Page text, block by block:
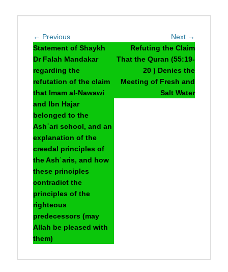
Post
navigation
← PreviousPrevious
post:
Statement of Shaykh
Dr Falah Mandakar
regarding the
refutation of the claim
that Imam al-Nawawi
and Ibn Hajar
belonged to the
Ashʿari school, and an
explanation of the
creedal principles of
the Ashʿaris, and how
these principles
contradict the
principles of the
righteous
predecessors (may
Allah be pleased with
them)
Next →
post:
Refuting the Claim
That the Quran (55:19-
20 ) Denies the
Meeting of Fresh and
Salt Water